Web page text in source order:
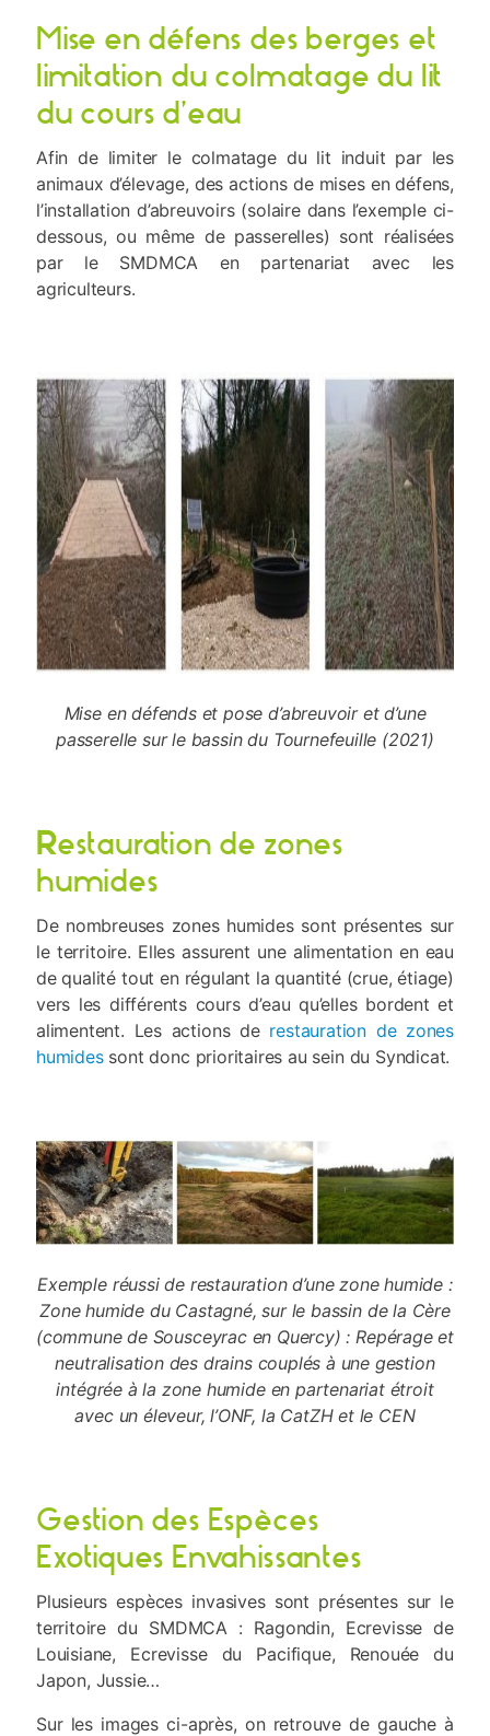
Mise en défens des berges et
limitation du colmatage du lit
du cours d’eau
Afin de limiter le colmatage du lit induit par les
animaux d’élevage, des actions de mises en défens,
l’installation d’abreuvoirs (solaire dans l’exemple ci-
dessous, ou même de passerelles) sont réalisées
par le SMDMCA en partenariat avec les
agriculteurs.
Mise en défends et pose d’abreuvoir et d’une
passerelle sur le bassin du Tournefeuille (2021)
Restauration de zones
humides
De nombreuses zones humides sont présentes sur
le territoire. Elles assurent une alimentation en eau
de qualité tout en régulant la quantité (crue, étiage)
vers les différents cours d’eau qu’elles bordent et
alimentent. Les actions de restauration de zones
humidessont donc prioritaires au sein du Syndicat.
Exemple réussi de restauration d’une zone humide :
Zone humide du Castagné, sur le bassin de la Cère
(commune de Sousceyrac en Quercy) : Repérage et
neutralisation des drains couplés à une gestion
intégrée à la zone humide en partenariat étroit
avec un éleveur, l’ONF, la CatZH et le CEN
Gestion des Espèces
Exotiques Envahissantes
Plusieurs espèces invasives sont présentes sur le
territoire du SMDMCA : Ragondin, Ecrevisse de
Louisiane, Ecrevisse du Pacifique, Renouée du
Japon, Jussie…
Sur les images ci-après, on retrouve de gauche à